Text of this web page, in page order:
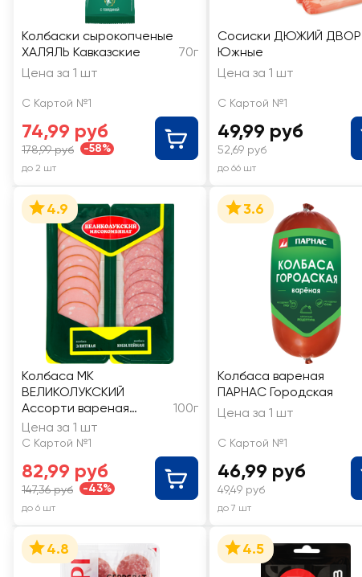
Колбаски сырокопченые
ХАЛЯЛЬ Кавказские
70г
Цена за 1 шт
С Картой №1
74,99 руб
178,99 руб -58%
до 2 шт
Сосиски ДЮЖИЙ ДВОР
Южные
Цена за 1 шт
С Картой №1
49,99 руб
52,69 руб
до 66 шт
4.9
Колбаса МК
ВЕЛИКОЛУКСКИЙ
Ассорти вареная
Элитная+полукопченая
Юбилейная, нарезка
100г
Цена за 1 шт
С Картой №1
82,99 руб
147,36 руб -43%
до 6 шт
3.6
Колбаса вареная
ПАРНАС Городская
Цена за 1 шт
С Картой №1
46,99 руб
49,49 руб
до 7 шт
4.8 4.5